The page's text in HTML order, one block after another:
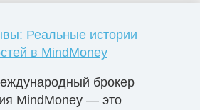
Реальные истории
в MindMoney
брокер
MindMoney — это